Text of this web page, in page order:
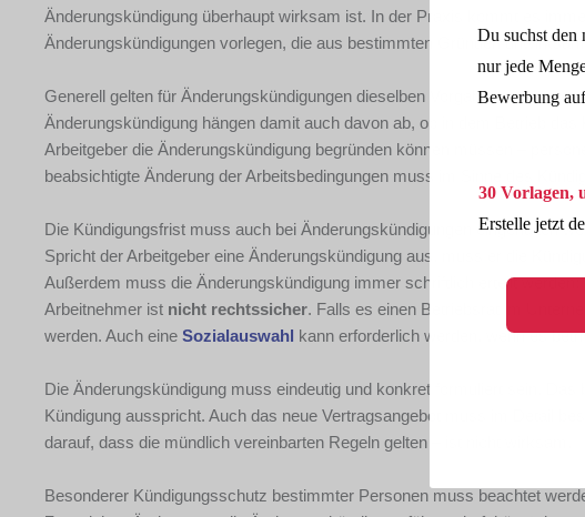
Änderungskündigung überhaupt wirksam ist. In der Praxis kommt es
Änderungskündigungen vorlegen, die aus bestimmten Gründen
Generell gelten für Änderungskündigungen dieselben Vorgaben wie für
Änderungskündigung hängen damit auch davon ab, ob in dem Betrieb
Arbeitgeber die Änderungskündigung begründen können müssen –
beabsichtigte Änderung der Arbeitsbedingungen muss im Sinne des
Die Kündigungsfrist muss auch bei Änderungskündigungen eingehalten
Spricht der Arbeitgeber eine Änderungskündigung aus, muss er die
Außerdem muss die Änderungskündigung immer schriftlich erteilt
Arbeitnehmer ist nicht rechtssicher. Falls es einen Betriebsrat im
werden. Auch eine Sozialauswahl kann erforderlich werden, wenn es
Die Änderungskündigung muss eindeutig und konkret formuliert sein. Das
Kündigung ausspricht. Auch das neue Vertragsangebot muss im Detail
darauf, dass die mündlich vereinbarten Regeln gelten – ist nicht wirksam.
Besonderer Kündigungsschutz bestimmter Personen muss beachtet
Du suchst den
nur jede
Bewerbung
30 Vorlagen,
Erstelle jetzt